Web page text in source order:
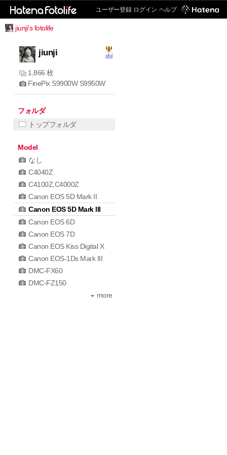
ユーザー登録 ログイン ヘルプ
jiunji's fotolife
jiunji
1,866 枚
FinePix S9900W S9950W
フォルダ
トップフォルダ
Model
なし
C4040Z
C4100Z,C4000Z
Canon EOS 5D Mark II
Canon EOS 5D Mark III
Canon EOS 6D
Canon EOS 7D
Canon EOS Kiss Digital X
Canon EOS-1Ds Mark III
DMC-FX60
DMC-FZ150
more